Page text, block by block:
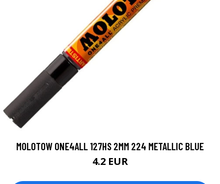
MOLOTOW ONE4ALL 127HS 2MM 224 METALLIC BLUE
4.2 EUR